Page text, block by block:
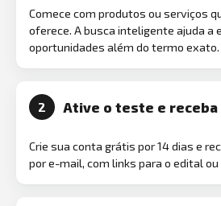
Comece com produtos ou serviços
oferece. A busca inteligente ajuda a
oportunidades além do termo exato.
2 Ative o teste e
Crie sua conta grátis por 14 dias e
por e-mail, com links para o edital ou